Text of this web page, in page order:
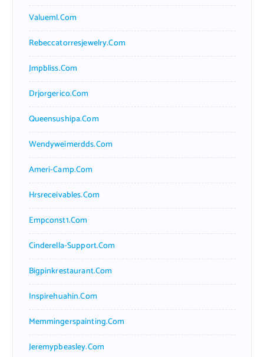
Valueml.com
Rebeccatorresjewelry.com
Jmpbliss.com
Drjorgerico.com
Queensushipa.com
Wendyweimerdds.com
Ameri-Camp.com
Hrsreceivables.com
Empconst1.com
Cinderella-Support.com
Bigpinkrestaurant.com
Inspirehuahin.com
Memmingerspainting.com
Jeremypbeasley.com